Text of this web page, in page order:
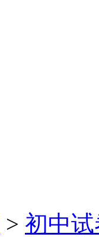
> 初中